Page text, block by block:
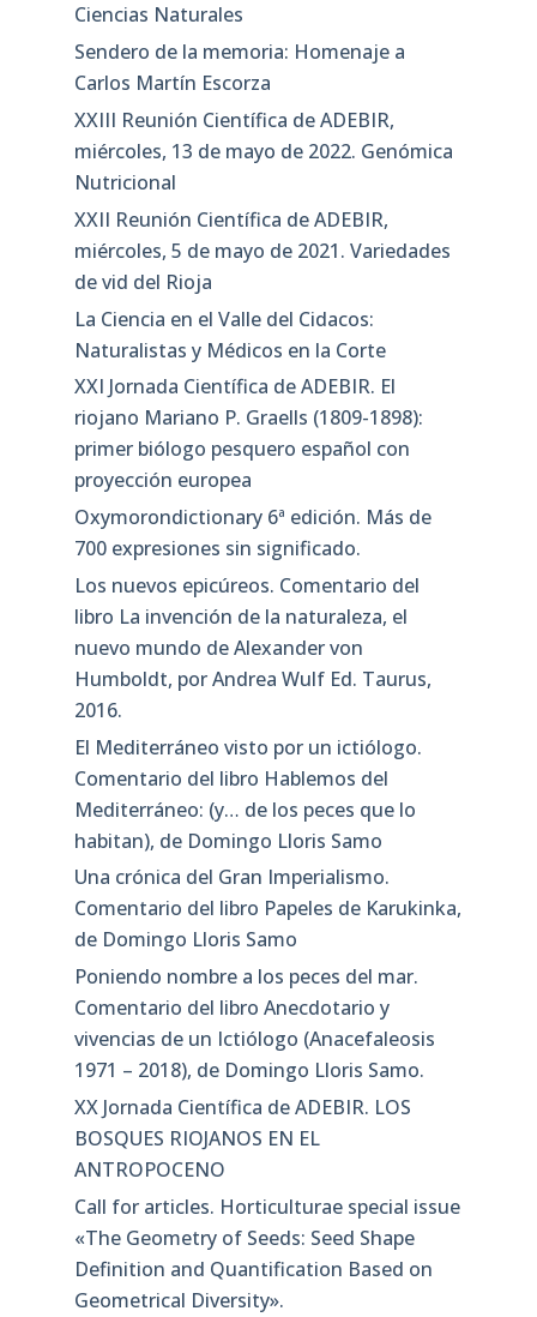
Ciencias Naturales
Sendero de la memoria: Homenaje a
Carlos Martín Escorza
XXIII Reunión Científica de ADEBIR,
miércoles, 13 de mayo de 2022. Genómica
Nutricional
XXII Reunión Científica de ADEBIR,
miércoles, 5 de mayo de 2021. Variedades
de vid del Rioja
La Ciencia en el Valle del Cidacos:
Naturalistas y Médicos en la Corte
XXI Jornada Científica de ADEBIR. El
riojano Mariano P. Graells (1809-1898):
primer biólogo pesquero español con
proyección europea
Oxymorondictionary 6ª edición. Más de
700 expresiones sin significado.
Los nuevos epicúreos. Comentario del
libro La invención de la naturaleza, el
nuevo mundo de Alexander von
Humboldt, por Andrea Wulf Ed. Taurus,
2016.
El Mediterráneo visto por un ictiólogo.
Comentario del libro Hablemos del
Mediterráneo: (y… de los peces que lo
habitan), de Domingo Lloris Samo
Una crónica del Gran Imperialismo.
Comentario del libro Papeles de Karukinka,
de Domingo Lloris Samo
Poniendo nombre a los peces del mar.
Comentario del libro Anecdotario y
vivencias de un Ictiólogo (Anacefaleosis
1971 – 2018), de Domingo Lloris Samo.
XX Jornada Científica de ADEBIR. LOS
BOSQUES RIOJANOS EN EL
ANTROPOCENO
Call for articles. Horticulturae special issue
«The Geometry of Seeds: Seed Shape
Definition and Quantification Based on
Geometrical Diversity»​.